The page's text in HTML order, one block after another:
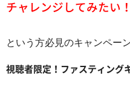
チャレンジしてみたい！
という方必見のキャンペー
視聴者限定！ファスティング